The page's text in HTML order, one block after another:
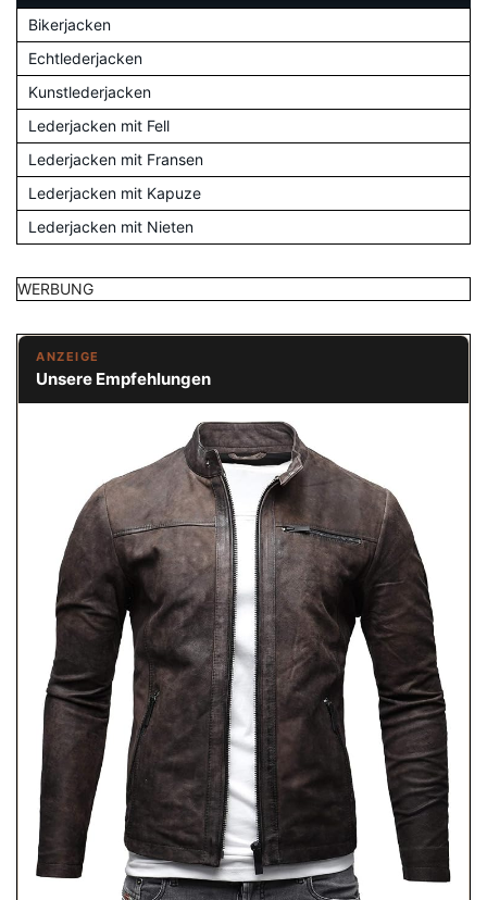
Bikerjacken
Echtlederjacken
Kunstlederjacken
Lederjacken mit Fell
Lederjacken mit Fransen
Lederjacken mit Kapuze
Lederjacken mit Nieten
WERBUNG
ANZEIGE
Unsere Empfehlungen